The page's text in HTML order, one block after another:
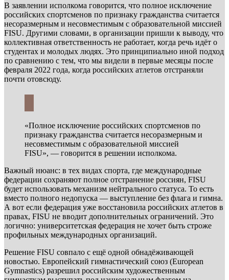
В заявлении исполкома говорится, что полное исключение
российских спортсменов по признаку гражданства считается
несоразмерным и несовместимым с образовательной миссией
FISU. Другими словами, в организации пришли к выводу, что
коллективная ответственность не работает, когда речь идёт о
студентах и молодых людях. Это принципиально иной подход
по сравнению с тем, что мы видели в первые месяцы после
февраля 2022 года, когда российских атлетов отстраняли
почти отовсюду.
«Полное исключение российских спортсменов по
признаку гражданства считается несоразмерным и
несовместимым с образовательной миссией
FISU», — говорится в решении исполкома.
Важный нюанс: в тех видах спорта, где международные
федерации сохраняют полное отстранение россиян, FISU
будет использовать механизм нейтрального статуса. То есть
вместо полного недопуска — выступление без флага и гимна.
А вот если федерация уже восстановила российских атлетов в
правах, FISU не вводит дополнительных ограничений. Это
логично: университетская федерация не хочет быть строже
профильных международных организаций.
Решение FISU совпало с ещё одной обнадёживающей
новостью. Европейский гимнастический союз (European
Gymnastics) разрешил российским художественным